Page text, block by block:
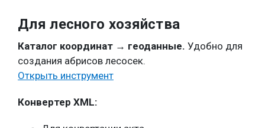
Для лесного хозяйства
Каталог координат → геоданные. Удобно для
создания абрисов лесосек.
Открыть инструмент
Конвертер XML: